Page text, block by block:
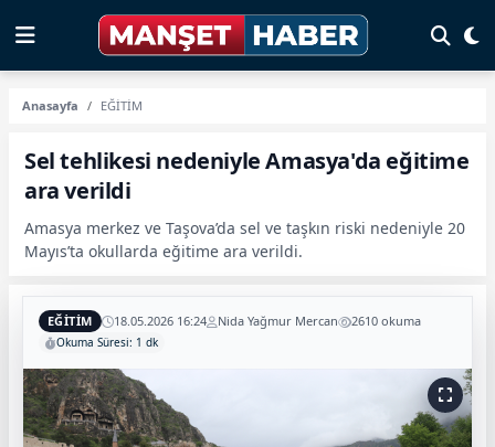
Anasayfa EĞİTİM
Sel tehlikesi nedeniyle Amasya'da eğitime
ara verildi
Amasya merkez ve Taşova’da sel ve taşkın riski nedeniyle 20
Mayıs’ta okullarda eğitime ara verildi.
EĞİTİM 18.05.2026 16:24 Nida Yağmur Mercan 2610 okuma
Okuma Süresi: 1 dk